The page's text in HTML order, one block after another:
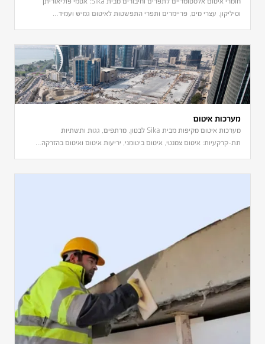
וסיליקון, עצרי מים, פריימרים ותפרי התפשטות לאיטום גמיש ועמיד…
מערכות איטום
מערכות איטום מקיפות מבית Sika לבטון, מרתפים, גגות ותשתיות
תת-קרקעיות: איטום צמנטי, איטום ביטומני, יריעות איטום ואיטום בהזרקה…